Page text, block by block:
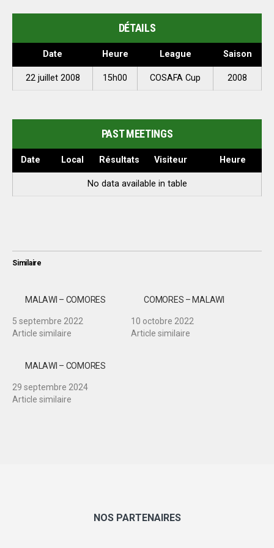
DÉTAILS
Date Heure League Saison
22 juillet 2008 15h00 COSAFA Cup 2008
PAST MEETINGS
Date Local Résultats Visiteur Heure
No data available in table
Similaire
MALAWI – COMORES
5 septembre 2022
Article similaire
COMORES – MALAWI
10 octobre 2022
Article similaire
MALAWI – COMORES
29 septembre 2024
Article similaire
NOS PARTENAIRES